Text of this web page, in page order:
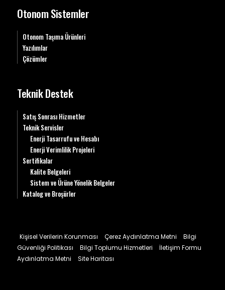
Otonom Sistemler
Otonom Taşıma Ürünleri
Yazılımlar
Çözümler
Teknik Destek
Satış Sonrası Hizmetler
Teknik Servisler
Enerji Tasarrufu ve Hesabı
Enerji Verimlilik Projeleri
Sertifikalar
Kalite Belgeleri
Sistem ve Ürüne Yönelik Belgeler
Katalog ve Broşürler
Kişisel Verilerin Korunması Çerez Aydınlatma Metni
Bilgi
Güvenliği Politikası
Bilgi Toplumu Hizmetleri
İletişim Formu
Aydınlatma Metni
Site Haritası